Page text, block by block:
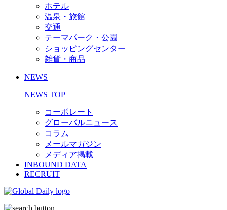
ホテル
温泉・旅館
交通
テーマパーク・公園
ショッピングセンター
雑貨・商品
NEWS
NEWS TOP
コーポレート
グローバルニュース
コラム
メールマガジン
メディア掲載
INBOUND DATA
RECRUIT